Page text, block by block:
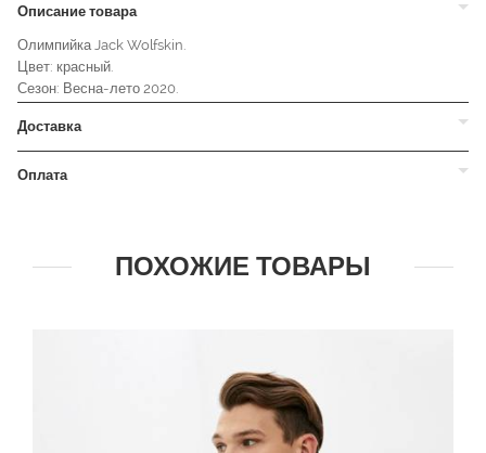
Описание товара
Олимпийка Jack Wolfskin.
Цвет: красный.
Сезон: Весна-лето 2020.
Доставка
Оплата
ПОХОЖИЕ ТОВАРЫ